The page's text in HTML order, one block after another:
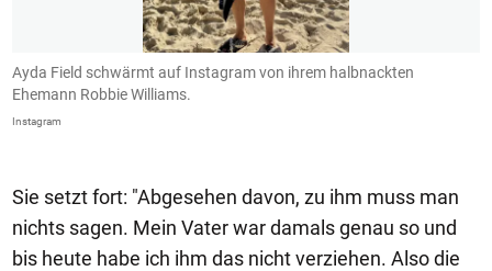
Ayda Field schwärmt auf Instagram von ihrem halbnackten
Ehemann Robbie Williams.
Instagram
Sie setzt fort: "Abgesehen davon, zu ihm muss man
nichts sagen. Mein Vater war damals genau so und
bis heute habe ich ihm das nicht verziehen. Also die